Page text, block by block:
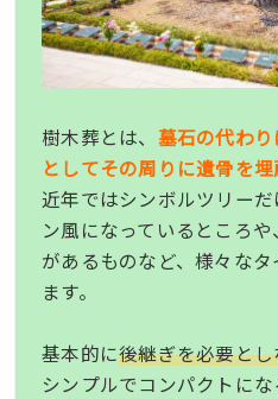
樹木葬とは、 墓石の代わ
としてその周りに遺骨を
近年ではシンボルツリー
ン風になっているところ
があるものなど、様々な
ます。
基本的に後継ぎを必要と
シンプルでコンパクトにな